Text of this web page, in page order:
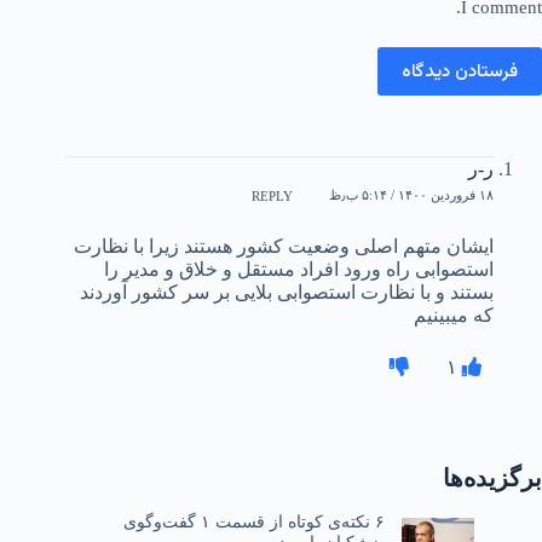
I comment.
فرستادن دیدگاه
ر-ر
۱۸ فروردین ۱۴۰۰ / ۵:۱۴ ب٫ظ REPLY
ایشان متهم اصلی وضعیت کشور هستند زیرا با نظارت
استصوابی راه ورود افراد مستقل و خلاق و مدیر را
بستند و با نظارت استصوابی بلایی بر سر کشور آوردند
که میبینیم
۱
برگزیده‌ها
۶ نکته‌ی کوتاه از قسمت ۱ گفت‌وگوی